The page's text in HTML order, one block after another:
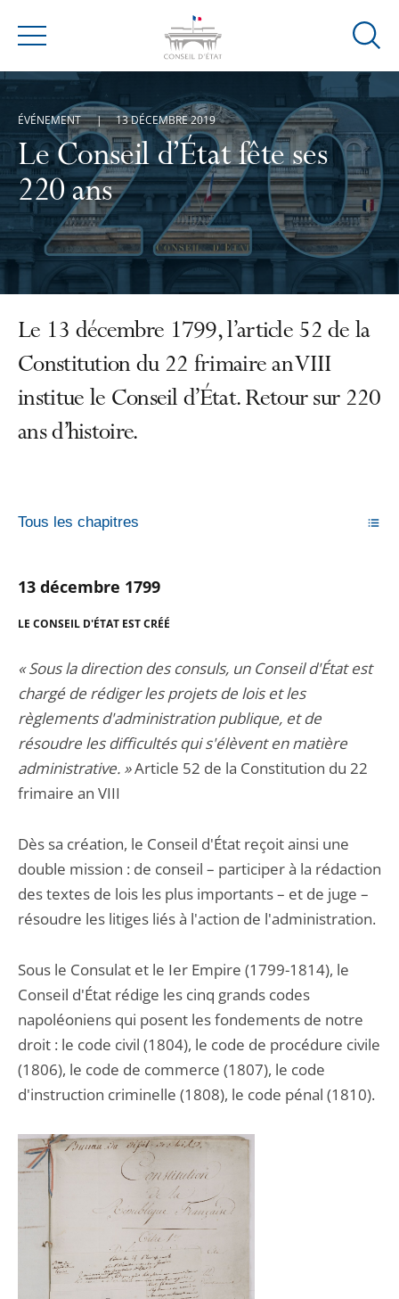
Menu
Ouvrir
de
Le Conseil d’État fête ses
220 ans
ÉVÉNEMENT 13 DÉCEMBRE 2019
Le 13 décembre 1799, l’article 52 de la
Constitution du 22 frimaire an VIII
institue le Conseil d’État. Retour sur 220
ans d’histoire.
Tous les chapitres
13 décembre 1799
LE CONSEIL D'ÉTAT EST CRÉÉ
« Sous la direction des consuls, un Conseil d'État est
chargé de rédiger les projets de lois et les
règlements d'administration publique, et de
résoudre les difficultés qui s'élèvent en matière
administrative. »Article 52 de la Constitution du 22
frimaire an VIII
Dès sa création, le Conseil d'État reçoit ainsi une
double mission : de conseil – participer à la rédaction
des textes de lois les plus importants – et de juge –
résoudre les litiges liés à l'action de l'administration.
Sous le Consulat et le Ier Empire (1799-1814), le
Conseil d'État rédige les cinq grands codes
napoléoniens qui posent les fondements de notre
droit : le code civil (1804), le code de procédure civile
(1806), le code de commerce (1807), le code
d'instruction criminelle (1808), le code pénal (1810).